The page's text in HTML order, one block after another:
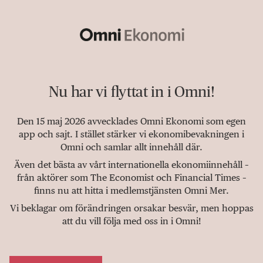
Nu har vi flyttat in i Omni!
Den 15 maj 2026 avvecklades Omni Ekonomi som egen
app och sajt. I stället stärker vi ekonomibevakningen i
Omni och samlar allt innehåll där.
Även det bästa av vårt internationella ekonomiinnehåll –
från aktörer som The Economist och Financial Times –
finns nu att hitta i medlemstjänsten Omni Mer.
Vi beklagar om förändringen orsakar besvär, men hoppas
att du vill följa med oss in i Omni!